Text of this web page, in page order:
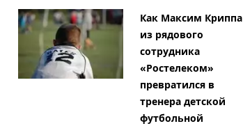
Как Максим Криппа
из рядового
сотрудника
«Ростелеком»
превратился в
тренера детской
футбольной